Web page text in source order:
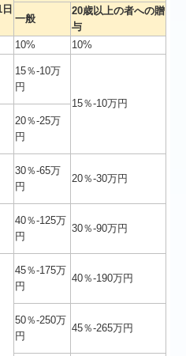
一般
20歳以上の者への贈
与
10%
10%
15％-10万
円
15％-10万円
20％-25万
円
30％-65万
円
20％-30万円
40％-125万
円
30％-90万円
45％-175万
円
40％-190万円
50％-250万
円
45％-265万円